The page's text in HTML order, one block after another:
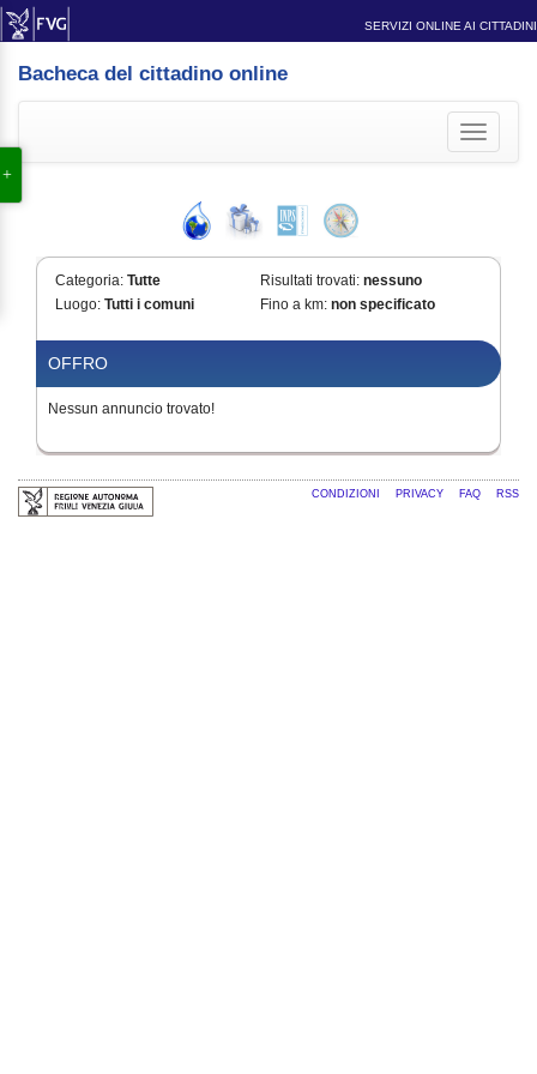
SERVIZI ONLINE AI CITTADINI
Bacheca del cittadino online
Toggle
Categoria: Tutte Risultati trovati: nessuno
Luogo: Tutti i comuni Fino a km: non specificato
OFFRO
Nessun annuncio trovato!
CONDIZIONI PRIVACY FAQ RSS